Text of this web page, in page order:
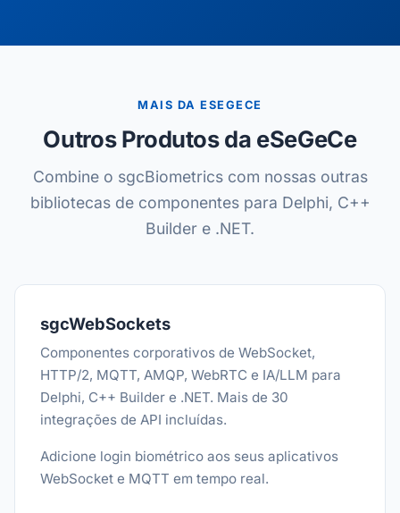
MAIS DA ESEGECE
Outros Produtos da eSeGeCe
Combine o sgcBiometrics com nossas outras
bibliotecas de componentes para Delphi, C++
Builder e .NET.
sgcWebSockets
Componentes corporativos de WebSocket,
HTTP/2, MQTT, AMQP, WebRTC e IA/LLM para
Delphi, C++ Builder e .NET. Mais de 30
integrações de API incluídas.
Adicione login biométrico aos seus aplicativos
WebSocket e MQTT em tempo real.